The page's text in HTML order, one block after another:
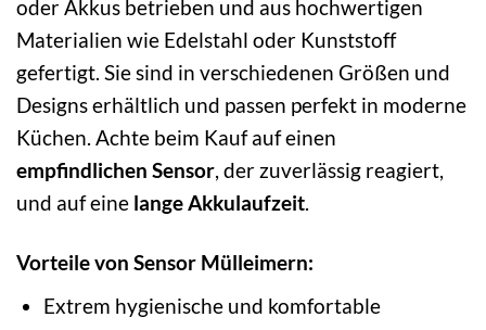
oder Akkus betrieben und aus hochwertigen
Materialien wie Edelstahl oder Kunststoff
gefertigt. Sie sind in verschiedenen Größen und
Designs erhältlich und passen perfekt in moderne
Küchen. Achte beim Kauf auf einen
empfindlichen Sensor, der zuverlässig reagiert,
und auf eine lange Akkulaufzeit.
Vorteile von Sensor Mülleimern:
Extrem hygienische und komfortable